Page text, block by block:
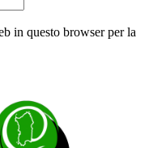
in questo browser per la